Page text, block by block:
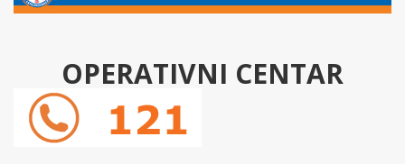
OPERATIVNI CENTAR